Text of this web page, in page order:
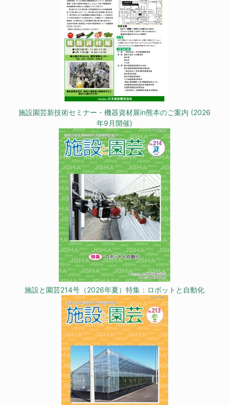
施設園芸新技術セミナー・機器資材展in熊本のご案内 (2026
年9月開催)
施設と園芸214号（2026年夏）特集：ロボットと自動化